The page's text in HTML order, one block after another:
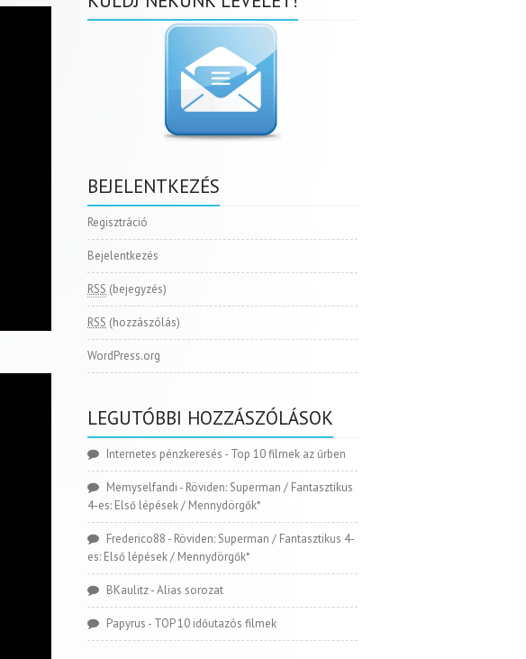
BEJELENTKEZÉS
Regisztráció
Bejelentkezés
RSS (bejegyzés)
RSS (hozzászólás)
WordPress.org
LEGUTÓBBI HOZZÁSZÓLÁSOK
Internetes pénzkeresés - Top 10 filmek az űrben
Memyselfandi - Röviden: Superman / Fantasztikus
4-es: Első lépések / Mennydörgők*
Frederico88 - Röviden: Superman / Fantasztikus 4-
es: Első lépések / Mennydörgők*
BKaulitz-Alias sorozat
Papyrus - TOP 10 időutazós filmek